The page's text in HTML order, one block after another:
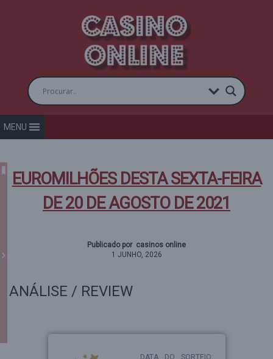
MENU
EUROMILHÕES DESTA SEXTA-FEIRA
DE 20 DE AGOSTO DE 2021
Publicado por casinos online
1 JUNHO, 2026
ANÁLISE / REVIEW
DATA DO SORTEIO: